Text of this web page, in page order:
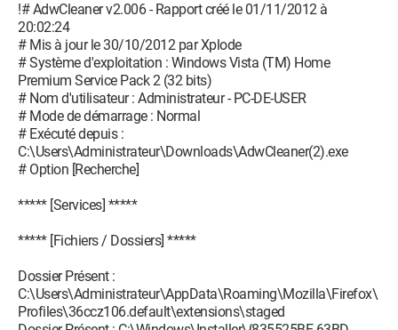
!# AdwCleaner v2.006 - Rapport créé le 01/11/2012 à
20:02:24
# Mis à jour le 30/10/2012 par Xplode
# Système d'exploitation : Windows Vista (TM) Home
Premium Service Pack 2 (32 bits)
# Nom d'utilisateur : Administrateur - PC-DE-USER
# Mode de démarrage : Normal
# Exécuté depuis :
C:\Users\Administrateur\Downloads\AdwCleaner(2).exe
# Option [Recherche]
***** [Services] *****
***** [Fichiers / Dossiers] *****
Dossier Présent :
C:\Users\Administrateur\AppData\Roaming\Mozilla\Firefox\
Profiles\36ccz106.default\extensions\staged